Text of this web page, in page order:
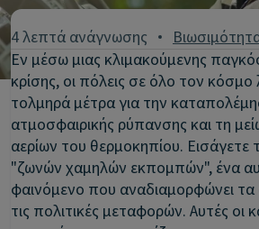
4 λεπτά ανάγνωσης
Εν μέσω μιας κλιμακούμενης
κρίσης, οι πόλεις σε όλο τον
τολμηρά μέτρα για την
ατμοσφαιρικής ρύπανσης και τη
αερίων του θερμοκηπίου. Εισάγετε
"ζωνών χαμηλών εκπομπών", ένα
φαινόμενο που αναδιαμορφώνει τα
τις πολιτικές μεταφορών. Αυτές οι